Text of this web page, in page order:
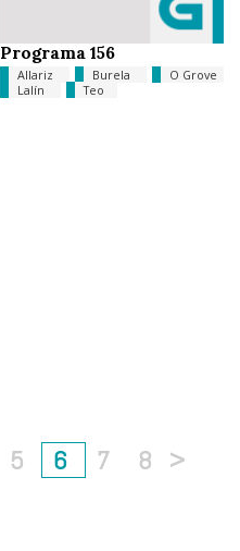
Programa 156
Allariz Burela
O Grove
Lalín
Teo
5 6 7 8 >